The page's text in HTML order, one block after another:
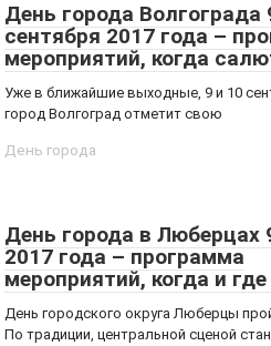
День города Волгограда
сентября 2017 года –
мероприятий, когда
Уже в ближайшие выходные, 9 и 10
город Волгоград отметит свою
День города
День города в Люберцах
2017 года – программа
мероприятий, когда и
День городского округа Люберцы
По традиции, центральной сценой